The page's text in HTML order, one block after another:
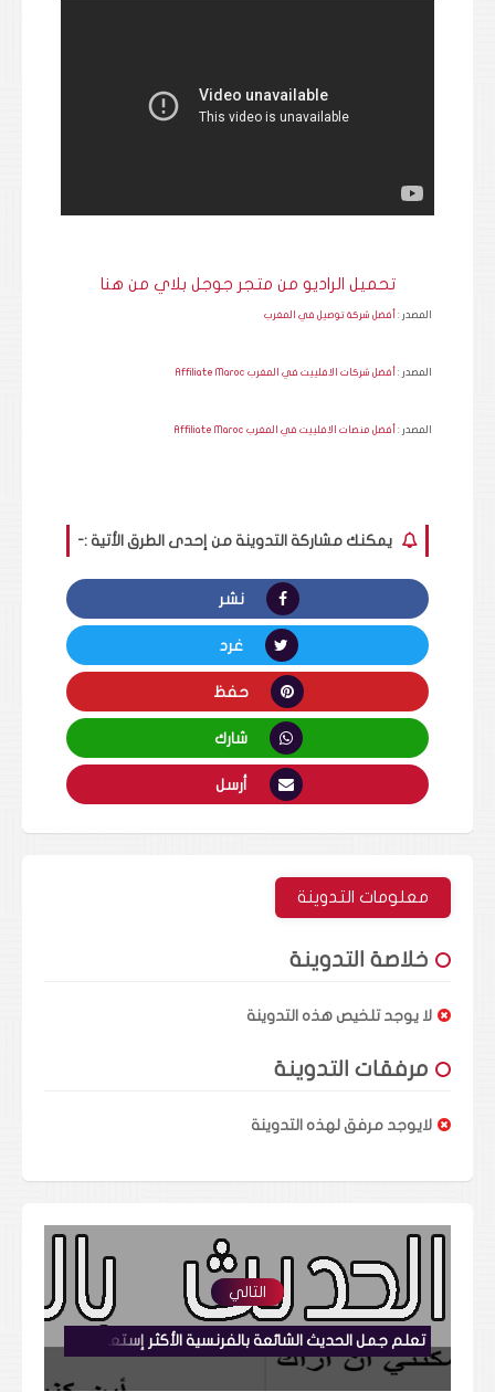
تحميل الراديو من متجر جوجل بلاي من هنا
المصدر : أفضل شركة توصيل في المغرب
المصدر : أفضل شركات الافلييت في المغرب Affiliate Maroc
المصدر : أفضل منصات الافلييت في المغرب Affiliate Maroc
يمكنك مشاركة التدوينة من إحدى الطرق الأتية :-
نشر
غرد
حفظ
شارك
أرسل
معلومات التدوينة
خلاصة التدوينة
لا يوجد تلخيص هذه التدوينة
مرفقات التدوينة
لايوجد مرفق لهذه التدوينة
التالي